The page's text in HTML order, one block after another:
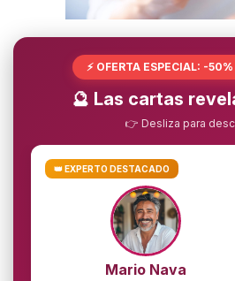
⚡ OFERTA ESPECIAL: -
🔮 Las cartas
👉 Desliza para
👑 EXPERTO DESTACADO
Mario Nava